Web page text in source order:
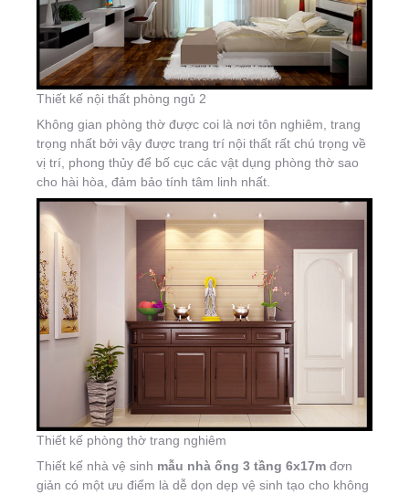
Thiết kế nội thất phòng ngủ 2
Không gian phòng thờ được coi là nơi tôn nghiêm, trang
trọng nhất bởi vậy được trang trí nội thất rất chú trọng về
vị trí, phong thủy để bố cục các vật dụng phòng thờ sao
cho hài hòa, đảm bảo tính tâm linh nhất.
Thiết kế phòng thờ trang nghiêm
Thiết kế nhà vệ sinh mẫu nhà ống 3 tầng 6x17m đơn
giản có một ưu điểm là dễ dọn dẹp vệ sinh tạo cho không